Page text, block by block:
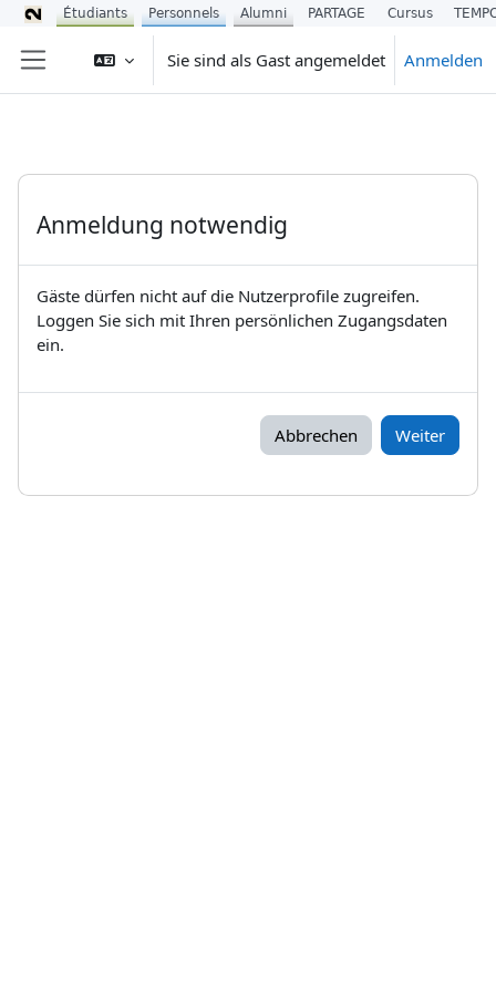
Website-Übersicht
Sie sind als Gast angemeldet Anmelden
Anmeldung notwendig
Gäste dürfen nicht auf die Nutzerprofile zugreifen.
Loggen Sie sich mit Ihren persönlichen Zugangsdaten
ein.
Abbrechen Weiter
Étudiants Personnels Alumni PARTAGE Cursus